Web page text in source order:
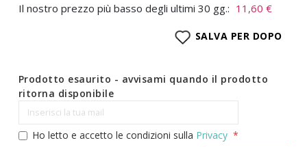
Il nostro prezzo più basso degli ultimi 30 gg.: 11,60 €
SALVA PER DOPO
Prodotto esaurito - avvisami quando il prodotto
ritorna disponibile
Ho letto e accetto le condizioni sulla Privacy